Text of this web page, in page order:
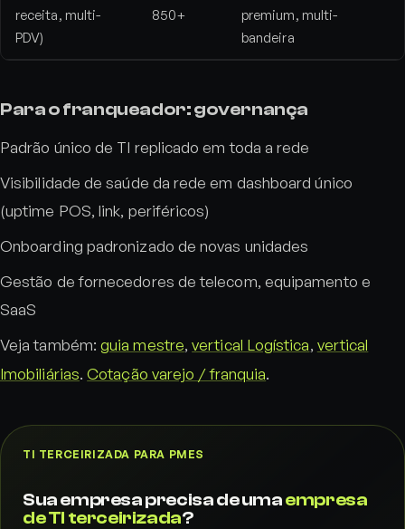
receita, multi-
PDV)
850+
premium, multi-
bandeira
Para o franqueador: governança
Padrão único de TI replicado em toda a rede
Visibilidade de saúde da rede em dashboard único
(uptime POS, link, periféricos)
Onboarding padronizado de novas unidades
Gestão de fornecedores de telecom, equipamento e
SaaS
Veja também:guia mestre,vertical Logística, vertical
Imobiliárias.Cotação varejo / franquia.
TI TERCEIRIZADA PARA PMES
Sua empresa precisa de umaempresa
de TI terceirizada?